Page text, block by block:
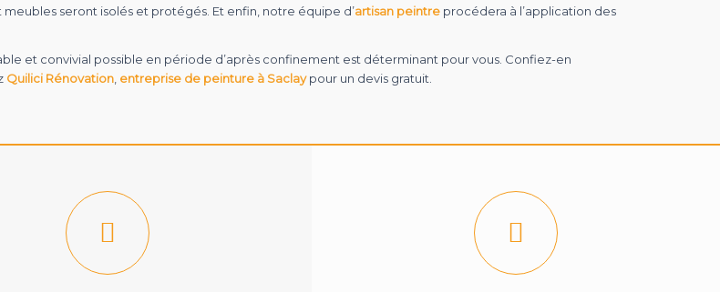
seront isolés et protégés. Et enfin, notre équipe d’artisan peintre procédera à l’application des
et convivial possible en période d’après confinement est déterminant pour vous. Confiez-en
Quilici Rénovation entreprise de peinture à Saclaypour un devis gratuit.